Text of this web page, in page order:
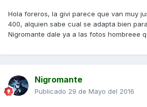
Hola foreros, la givi parece que van muy
400, alquien sabe cual se adapta bien
Nigromante dale ya a las fotos hombreee
Nigromante
Publicado 29 de Mayo del 2016